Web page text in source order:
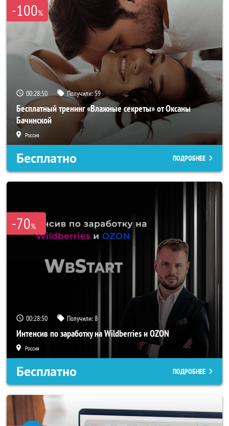
-100%
00:28:47 Получили:59
Бесплатный тренинг «Влажные секреты» от Оксаны
Бачинской
Россия
Бесплатно ПОДРОБНЕЕ
-70%
00:28:47 Получили:8
Интенсив по заработку на Wildberries и OZON
Россия
Бесплатно ПОДРОБНЕЕ